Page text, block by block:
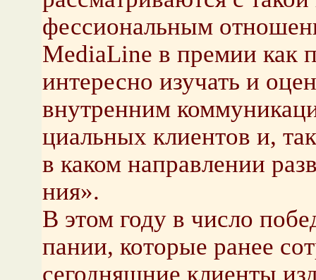
фес­си­о­наль­ным
MediaLine в пре­мии как
ин­те­рес­но изу­чать и
внут­рен­ним
ци­аль­ных кли­ен­тов и,
в каком на­прав­ле­нии
ния».
В этом году в число
па­нии, ко­то­рые ранее
се­го­дняш­ние кли­ен­ты